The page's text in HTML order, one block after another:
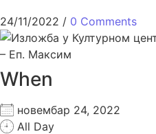
24/11/2022 / 0 Comments
When
новембар 24, 2022
All Day